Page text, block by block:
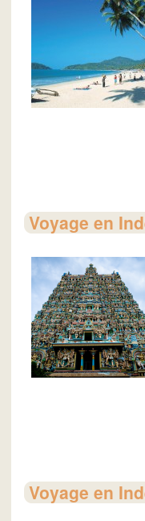
Voyage en
Voyage en